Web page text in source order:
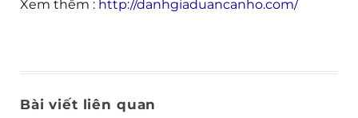
Xem thêm : http://danhgiaduancanho.com/
Bài viết liên quan